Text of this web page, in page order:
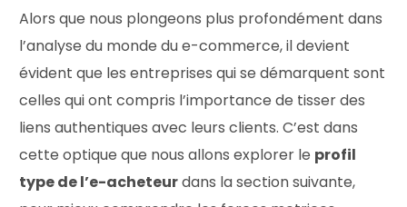
Alors que nous plongeons plus profondément dans
l’analyse du monde du e-commerce, il devient
évident que les entreprises qui se démarquent sont
celles qui ont compris l’importance de tisser des
liens authentiques avec leurs clients. C’est dans
cette optique que nous allons explorer le profil
type de l’e-acheteurdans la section suivante,